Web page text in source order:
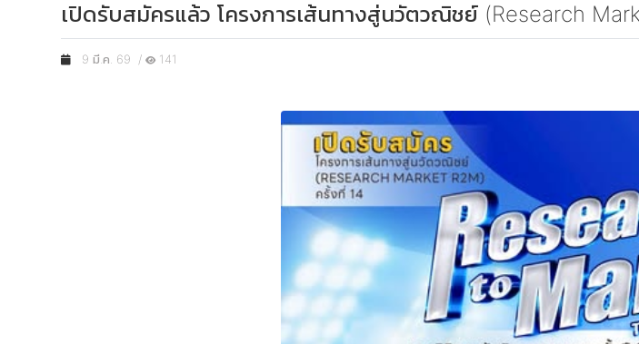
เปิดรับสมัครแล้ว โครงการเส้นทางสู่นวัตวณิชย์ (Research
9 มี.ค. 69 / 141